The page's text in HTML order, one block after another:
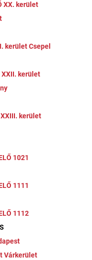
XX. kerület
kerület Csepel
XXII. kerület
XXIII. kerület
1021
1111
1112
Várkerület